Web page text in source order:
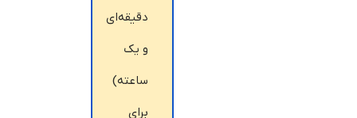
دقیقه‌ای
و یک
ساعته)
برای